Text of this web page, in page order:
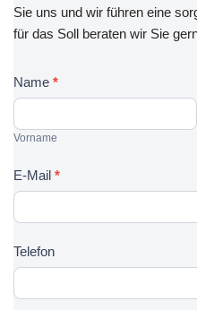
Sie uns und wir führen eine
für das Soll beraten wir Sie
K
o
n
t
a
k
o
r
m
Name *
V
o
n
a
Vorname
E-Mail *
Telefon